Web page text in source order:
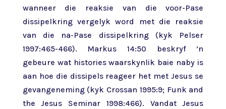
wanneer die reaksie van die voor-Pase
dissipelkring vergelyk word met die reaksie
van die na-Pase dissipelkring (kyk Pelser
1997:465-466). Markus 14:50 beskryf ’n
gebeure wat histories waarskynlik baie naby is
aan hoe die dissipels reageer het met Jesus se
gevangeneming (kyk Crossan 1995:9; Funk and
the Jesus Seminar 1998:466). Vandat Jesus